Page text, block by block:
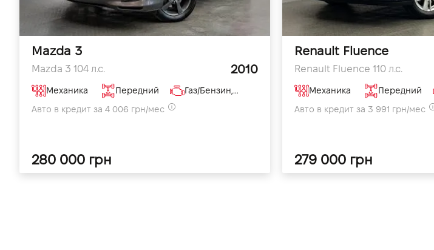
Mazda 3
Mazda 3 104 л.с. 2010
Механика Передний
Газ/Бензин, 1.6 л
Авто в кредит за 4 006 грн/мес
280 000 грн
Renault Fluence
Renault Fluence 110 л.с.
Механика Передний
Авто в кредит за 3 991 грн/мес
279 000 грн